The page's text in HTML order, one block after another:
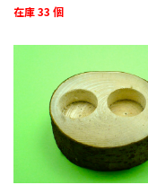
在庫 33 個